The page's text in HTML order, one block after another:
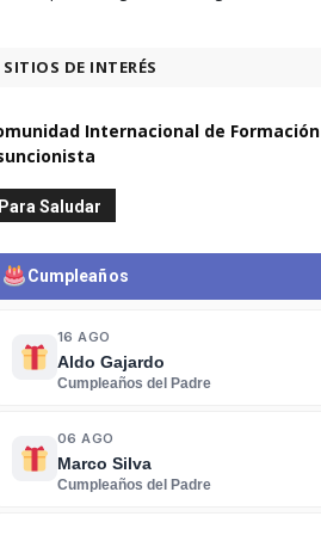
SITIOS DE INTERÉS
Internacional de Formación
Saludar
Cumpleaños
16 AGO
Aldo Gajardo
Cumpleaños del Padre
06 AGO
Marco Silva
Cumpleaños del Padre